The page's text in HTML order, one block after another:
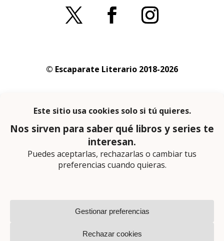
© Escaparate Literario 2018-2026
privacidad
En calidad de afiliado de Amazon obtengo
ingresos por las compras adscritas que